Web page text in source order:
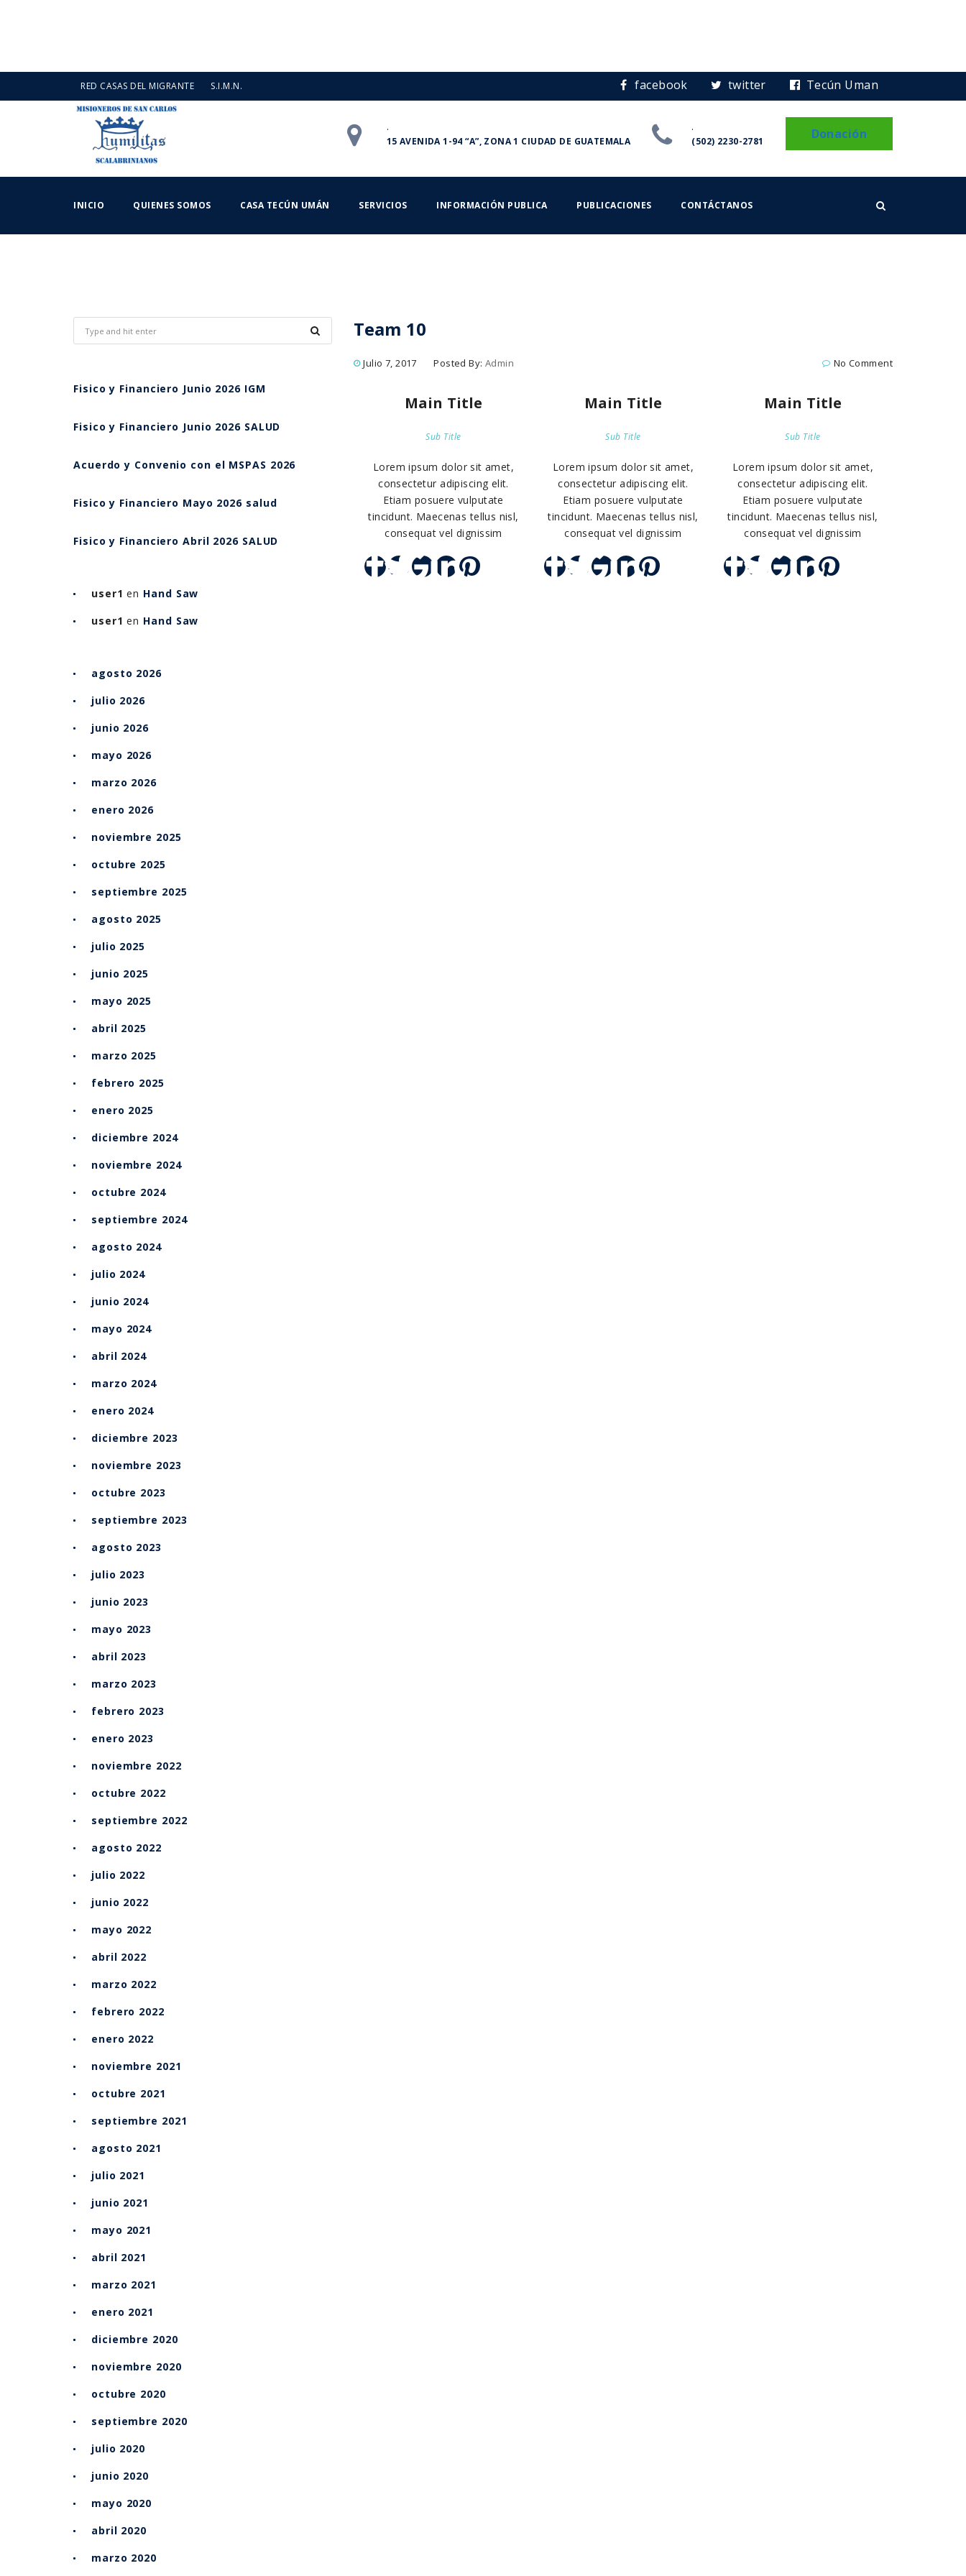
RED CASAS DEL MIGRANTE S.I.M.N. facebook twitter Tecún Uman
.
15 AVENIDA 1-94 “A”, ZONA 1 CIUDAD DE GUATEMALA
.
(502) 2230-2781 Donación
INICIO QUIENES SOMOS CASA TECÚN UMÁN SERVICIOS INFORMACIÓN PUBLICA PUBLICACIONES CONTÁCTANOS
Team 10
Julio 7, 2017 Posted By: Admin No Comment
Main Title
Sub Title
Lorem ipsum dolor sit amet,
consectetur adipiscing elit.
Etiam posuere vulputate
tincidunt. Maecenas tellus nisl,
consequat vel dignissim
Main Title
Sub Title
Lorem ipsum dolor sit amet,
consectetur adipiscing elit.
Etiam posuere vulputate
tincidunt. Maecenas tellus nisl,
consequat vel dignissim
Main Title
Sub Title
Lorem ipsum dolor sit amet,
consectetur adipiscing elit.
Etiam posuere vulputate
tincidunt. Maecenas tellus nisl,
consequat vel dignissim
Fisico y Financiero Junio 2026 IGM
Fisico y Financiero Junio 2026 SALUD
Acuerdo y Convenio con el MSPAS 2026
Fisico y Financiero Mayo 2026 salud
Fisico y Financiero Abril 2026 SALUD
user1 en Hand Saw
user1 en Hand Saw
agosto 2026
julio 2026
junio 2026
mayo 2026
marzo 2026
enero 2026
noviembre 2025
octubre 2025
septiembre 2025
agosto 2025
julio 2025
junio 2025
mayo 2025
abril 2025
marzo 2025
febrero 2025
enero 2025
diciembre 2024
noviembre 2024
octubre 2024
septiembre 2024
agosto 2024
julio 2024
junio 2024
mayo 2024
abril 2024
marzo 2024
enero 2024
diciembre 2023
noviembre 2023
octubre 2023
septiembre 2023
agosto 2023
julio 2023
junio 2023
mayo 2023
abril 2023
marzo 2023
febrero 2023
enero 2023
noviembre 2022
octubre 2022
septiembre 2022
agosto 2022
julio 2022
junio 2022
mayo 2022
abril 2022
marzo 2022
febrero 2022
enero 2022
noviembre 2021
octubre 2021
septiembre 2021
agosto 2021
julio 2021
junio 2021
mayo 2021
abril 2021
marzo 2021
enero 2021
diciembre 2020
noviembre 2020
octubre 2020
septiembre 2020
julio 2020
junio 2020
mayo 2020
abril 2020
marzo 2020